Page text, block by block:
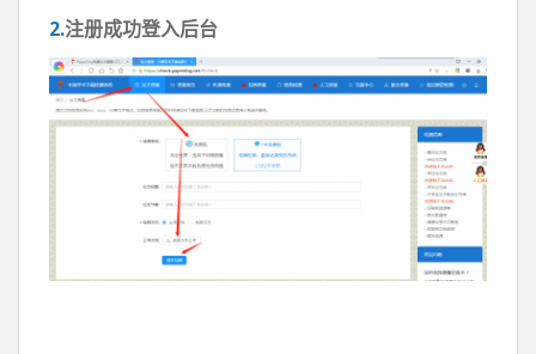
2.注册成功登入后台